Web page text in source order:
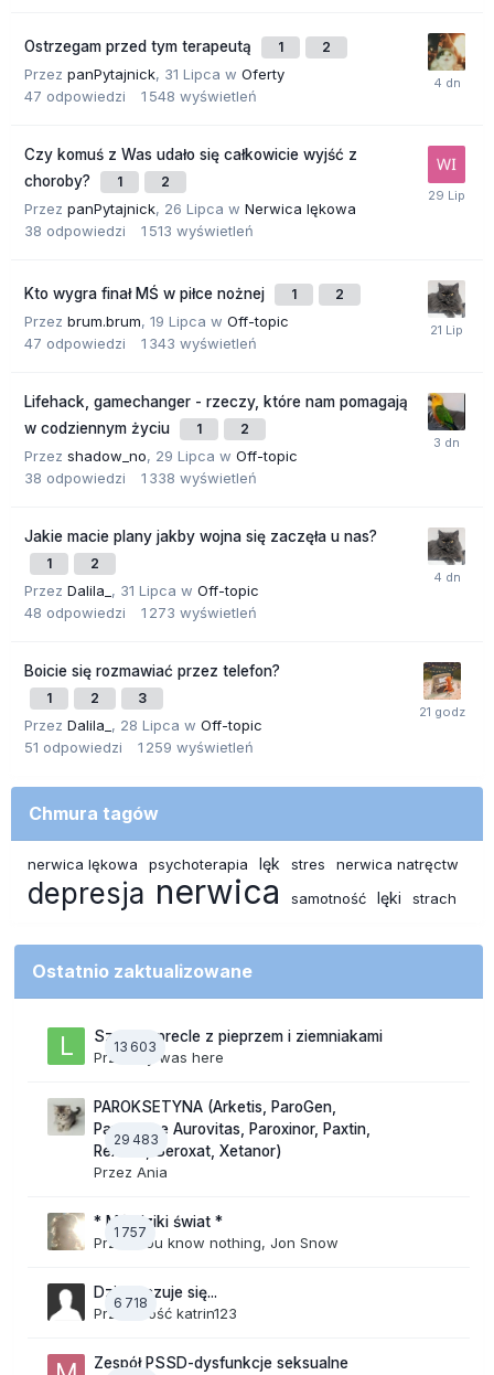
Ostrzegam przed tym terapeutą 1 2
Przez panPytajnick, 31 Lipca w Oferty
47 odpowiedzi 1 548 wyświetleń
Czy komuś z Was udało się całkowicie wyjść z
choroby?
1 2
Przez panPytajnick, 26 Lipca w Nerwica lękowa
38 odpowiedzi 1 513 wyświetleń
Kto wygra finał MŚ w piłce nożnej 1 2
Przez brum.brum, 19 Lipca w Off-topic
47 odpowiedzi 1 343 wyświetleń
Lifehack, gamechanger - rzeczy, które nam pomagają
w codziennym życiu
1 2
Przez shadow_no, 29 Lipca w Off-topic
38 odpowiedzi 1 338 wyświetleń
Jakie macie plany jakby wojna się zaczęła u nas?
1 2
Przez Dalila_ , 31 Lipca w Off-topic
48 odpowiedzi 1 273 wyświetleń
Boicie się rozmawiać przez telefon?
1 2 3
Przez Dalila_ , 28 Lipca w Off-topic
51 odpowiedzi 1 259 wyświetleń
Chmura tagów
nerwica lękowa psychoterapia lęk stres nerwica natręctw
depresja nerwica samotność lęki strach
Ostatnio zaktualizowane
13 603
Szalone precle z pieprzem i ziemniakami
Przez lily was here
29 483
PAROKSETYNA (Arketis, ParoGen,
Paroxetine Aurovitas, Paroxinor, Paxtin,
Rexetin, Seroxat, Xetanor)
Przez Ania
1 757
* Mój dziki świat *
PrzezYou know nothing, Jon Snow
6 718
Dzisiaj czuje się...
Przez Gość katrin123
Zespół PSSD-dysfunkcje seksualne